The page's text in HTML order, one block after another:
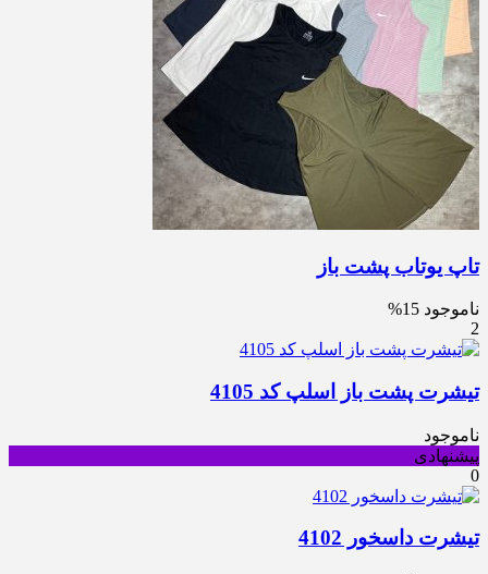
تاپ یوتاب پشت باز
ناموجود 15%
2
تیشرت پشت باز اسلپ کد 4105
ناموجود
پیشنهادی
0
تیشرت داسخور 4102